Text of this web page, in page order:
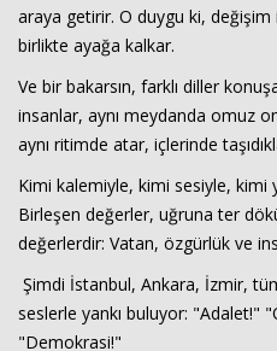
araya getirir. O duygu ki,
birlikte ayağa kalkar.
Ve bir bakarsın, farklı diller
insanlar, aynı meydanda omuz
aynı ritimde atar, içlerinde
Kimi kalemiyle, kimi sesiyle, kimi
Birleşen değerler, uğruna ter
değerlerdir: Vatan, özgürlük ve
Şimdi İstanbul, Ankara, İzmir,
seslerle yankı buluyor: "Adalet!"
"Demokrasi!"